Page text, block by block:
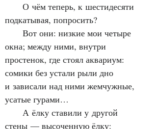
О чём теперь, к шестидесяти
подкатывая, попросить?
Вот они: низкие мои четыре
окна; между ними, внутри
простенок, где стоял аквариум:
сомики без устали рыли дно
и зависали над ними жемчужные,
усатые гурами…
А ёлку ставили у другой
стены — высоченную ёлку: